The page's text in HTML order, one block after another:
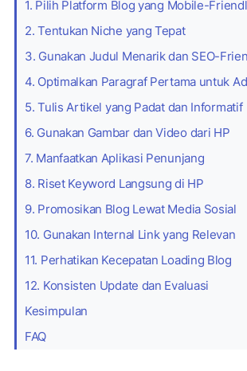
1. Pilih Platform Blog yang Mobile-
2. Tentukan Niche yang Tepat
3. Gunakan Judul Menarik dan SEO-
4. Optimalkan Paragraf Pertama untuk
5. Tulis Artikel yang Padat dan Informatif
6. Gunakan Gambar dan Video dari HP
7. Manfaatkan Aplikasi Penunjang
8. Riset Keyword Langsung di HP
9. Promosikan Blog Lewat Media Sosial
10. Gunakan Internal Link yang Relevan
11. Perhatikan Kecepatan Loading Blog
12. Konsisten Update dan Evaluasi
Kesimpulan
FAQ